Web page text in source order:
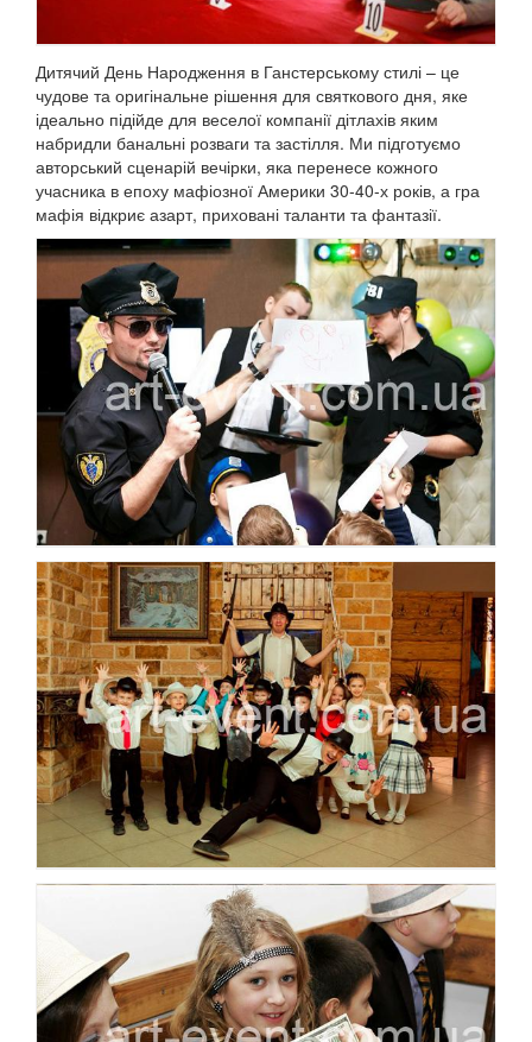
Дитячий День Народження в Ганстерському стилі – це
чудове та оригінальне рішення для святкового дня, яке
ідеально підійде для веселої компанії дітлахів яким
набридли банальні розваги та застілля. Ми підготуємо
авторський сценарій вечірки, яка перенесе кожного
учасника в епоху мафіозної Америки 30-40-х років, а гра
мафія відкриє азарт, приховані таланти та фантазії.